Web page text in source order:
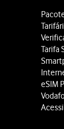
Tarifa
eSIM